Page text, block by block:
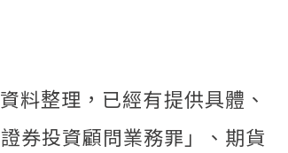
料整理，已經有提供具體、
券投資顧問業務罪」、期貨